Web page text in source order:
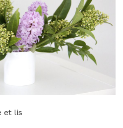
et lis